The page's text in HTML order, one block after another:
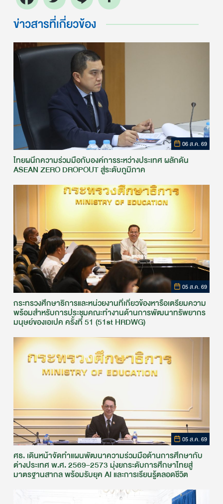
ข่าวสารที่เกี่ยวข้อง
06 ส.ค. 69
ไทยผนึกความร่วมมือกับองค์การระหว่างประเทศ ผลักดัน
ASEAN ZERO DROPOUT สู่ระดับภูมิภาค
05 ส.ค. 69
กระทรวงศึกษาธิการและหน่วยงานที่เกี่ยวข้องหารือเตรียมความ
พร้อมสำหรับการประชุมคณะทำงานด้านการพัฒนาทรัพยากร
มนุษย์ของเอเปค ครั้งที่ 51 (51st HRDWG)
05 ส.ค. 69
ศธ. เดินหน้าจัดทำแผนพัฒนาความร่วมมือด้านการศึกษากับ
ต่างประเทศ พ.ศ. 2569–2573 มุ่งยกระดับการศึกษาไทยสู่
มาตรฐานสากล พร้อมรับยุค AI และการเรียนรู้ตลอดชีวิต